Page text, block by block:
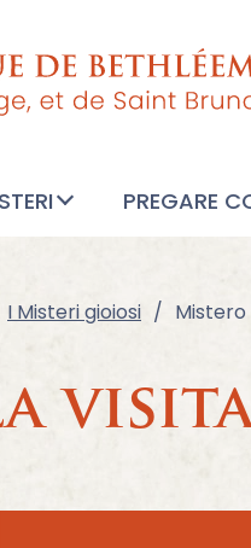
PREGARE
I Misteri gioiosi Mistero